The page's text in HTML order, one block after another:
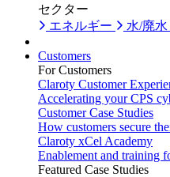
セクター
エネルギー
水/廃水
Customers
For Customers
Claroty Customer
Accelerating your CPS
Customer Case Studies
How customers secure
Claroty xCel Academy
Enablement and training
Featured Case Studies